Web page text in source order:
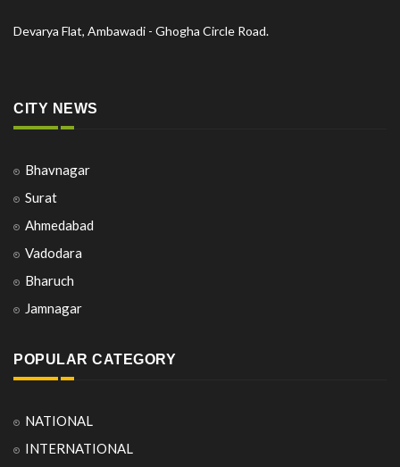
Devarya Flat, Ambawadi - Ghogha Circle Road.
CITY NEWS
Bhavnagar
Surat
Ahmedabad
Vadodara
Bharuch
Jamnagar
POPULAR CATEGORY
NATIONAL
INTERNATIONAL